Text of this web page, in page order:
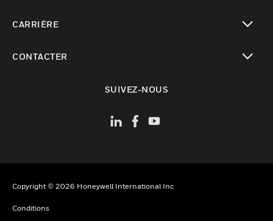
CARRIÈRE
CONTACTER
SUIVEZ-NOUS
Copyright © 2026 Honeywell International Inc
Conditions